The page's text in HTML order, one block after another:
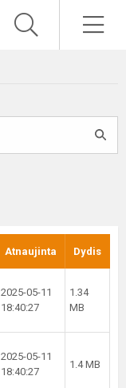
Atnaujinta Dydis
2025-05-11
18:40:27
1.34
MB
2025-05-11
18:40:27
1.4 MB